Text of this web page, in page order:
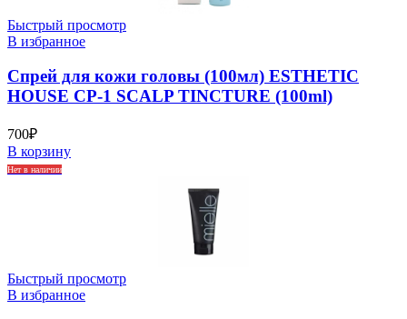
Быстрый просмотр
В избранное
Спрей для кожи головы (100мл) ESTHETIC
HOUSE CP-1 SCALP TINCTURE (100ml)
700₽
В корзину
Нет в наличии
Быстрый просмотр
В избранное